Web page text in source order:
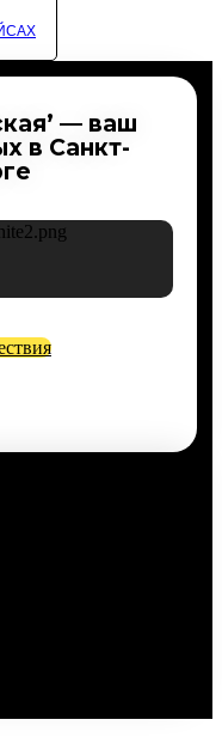
— ваш
в Санкт-